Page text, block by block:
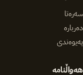
سەرەتا
دەربارە
پەیوەندی
هەواڵنامە